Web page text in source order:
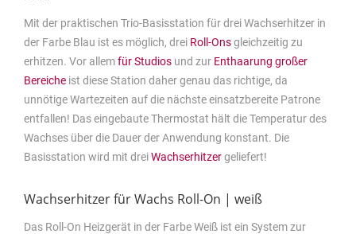
Mit der praktischen Trio-Basisstation für drei Wachserhitzer in
der Farbe Blau ist es möglich, drei Roll-Onsgleichzeitig zu
erhitzen. Vor allemfür Studios und zur Enthaarung großer
Bereiche ist diese Station daher genau das richtige, da
unnötige Wartezeiten auf die nächste einsatzbereite Patrone
entfallen! Das eingebaute Thermostat hält die Temperatur des
Wachses über die Dauer der Anwendung konstant. Die
Basisstation wird mit dreiWachserhitzergeliefert!
Wachserhitzer für Wachs Roll-On | weiß
Das Roll-On Heizgerät in der Farbe Weiß ist ein System zur